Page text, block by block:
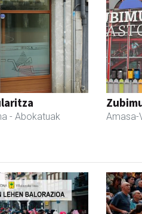
- Abokatuak Amasa-